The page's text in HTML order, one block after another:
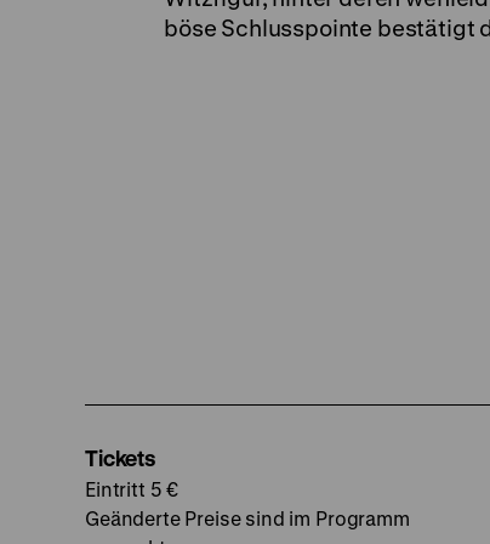
böse Schlusspointe bestätigt
Tickets
Eintritt 5 €
Geänderte Preise sind im Programm